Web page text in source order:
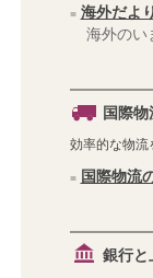
海外だより
海外のい
国際
効率的な物流
国際物流
銀行と